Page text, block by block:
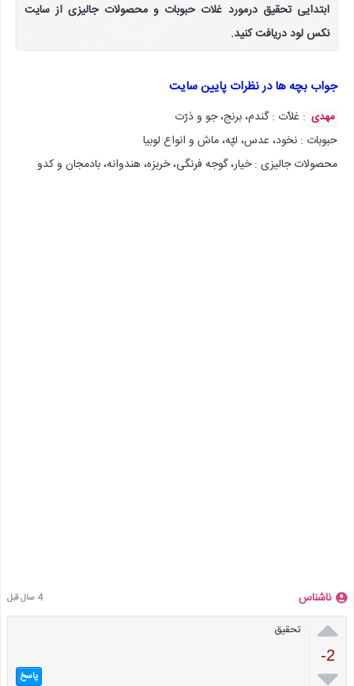
ابتدایی تحقیق درمورد غلات حبوبات و محصولات جالیزی از سایت
نکس لود دریافت کنید.
جواب بچه ها در نظرات پایین سایت
مهدی : غلاّت : گندم، برنج، جو و ذرّت
حبوبات : نخود، عدس، لپّه، ماش و انواع لوبیا
محصولات جالیزی : خیار، گوجه فرنگی، خربزه، هندوانه، بادمجان و کدو
ناشناس 4 سال قبل

-2

تحقیق
پاسخ